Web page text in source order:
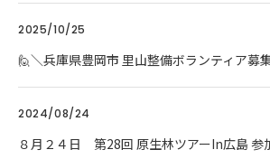
2025/10/25
🙋＼兵庫県豊岡市 里山整備ボランティア募
2024/08/24
８月２４日 第28回 原生林ツアーIn広島 参加